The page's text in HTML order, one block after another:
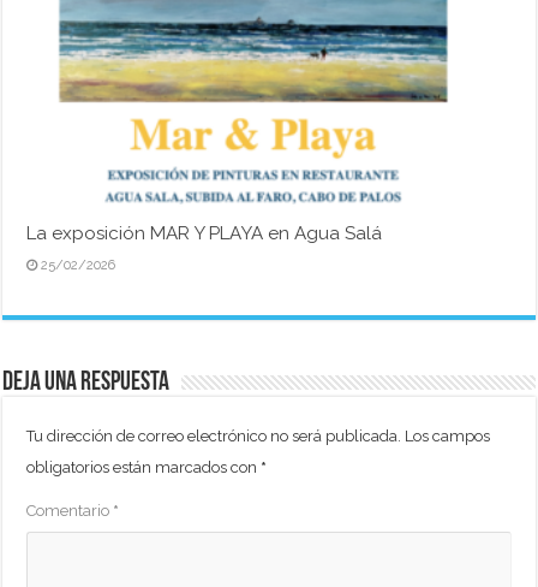
La exposición MAR Y PLAYA en Agua Salá
25/02/2026
Deja una respuesta
Tu dirección de correo electrónico no será publicada. Los campos
obligatorios están marcados con *
Comentario *